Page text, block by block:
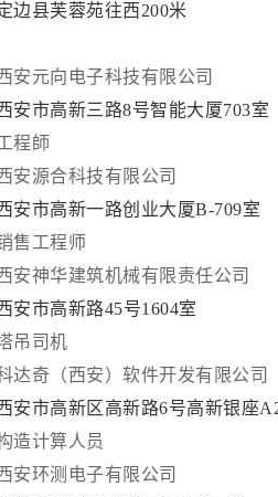
边县芙蓉苑往西200米
安元向电子科技有限公司
安市高新三路8号智能大厦703室
程師
安源合科技有限公司
安市高新一路创业大厦B-709室
售工程师
安神华建筑机械有限责任公司
安市高新路45号1604室
吊司机
达奇（西安）软件开发有限公司
安市高新区高新路6号高新银座
造计算人员
安环测电子有限公司